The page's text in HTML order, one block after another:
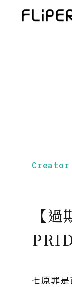
Creator
【
七原罪